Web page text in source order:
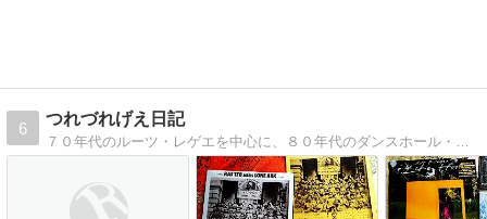
6
つれづれげえ日記